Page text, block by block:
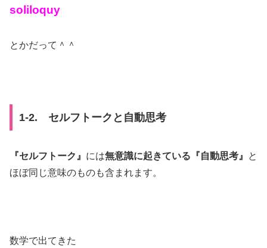
soliloquy
とかだって＾＾
1-2. セルフトークと自動思考
『セルフトーク』 には無意識に起きている『自動思考』
と
ほぼ同じ意味のものも含まれます。
数学で出てきた